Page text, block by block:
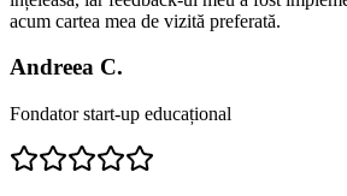
acum cartea mea de vizită preferată.
Andreea C.
Fondator start-up educațional